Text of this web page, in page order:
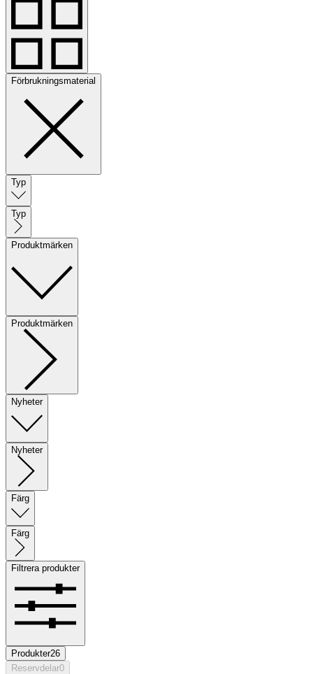
Förbrukningsmaterial
Typ
Typ
Produktmärken
Produktmärken
Nyheter
Nyheter
Färg
Färg
Filtrera produkter
Produkter26
Reservdelar0